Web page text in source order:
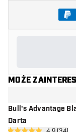
MOŻE
Bull's Advantage
Darta